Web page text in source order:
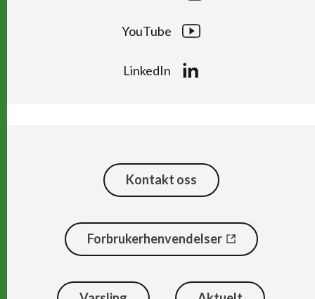
YouTube
LinkedIn
Kontakt oss
Forbrukerhenvendelser